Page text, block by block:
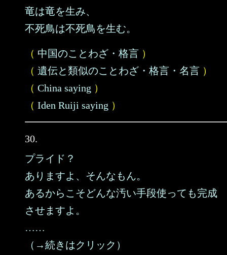
竜は竜を生み、
不死鳥は不死鳥を生む。
（ 中国のことわざ・格言 ）
（ 遺伝と類似のことわざ・格言・名言 ）
（ China saying ）
（ Iden Ruiji saying ）
30.
プライド？
ありますよ、そんなもん。
あるからこそどんな汚い手段使っても完成
させますよ。
……
（→続きはクリック）